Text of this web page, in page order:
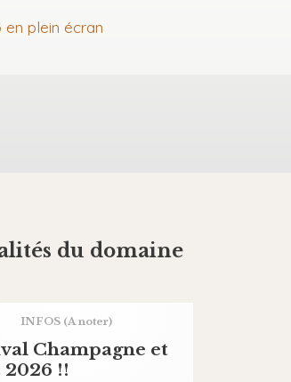
en plein écran
du domaine
INFOS (A noter)
Champagne et
2026 !!